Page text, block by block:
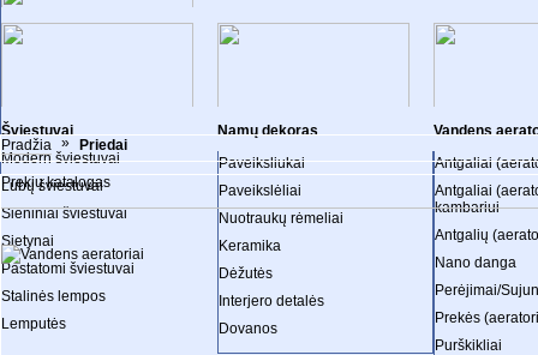
VONIOS KOLEKCIJOS
Komodos
Pakabinamos lentynėlės
Gultai
Horeca
VIRTUVĖS KOLEKCIJOS SVETAINĖS
SKUBU
Šviestuvai
Modern šviestuvai
Lubų šviestuvai
Sieniniai šviestuvai
Sietynai
Pastatomi šviestuvai
Stalinės lempos
Lemputės
Namų dekoras
Paveiksliukai
Paveikslėliai
Nuotraukų rėmeliai
Keramika
Dėžutės
Interjero detalės
Dovanos
Vandens
Antgaliai
Antgaliai
kambariui
Antgalių
Nano danga
Perėjimai/
Prekės
Purškikliai
Pradžia » Priedai
Prekių katalogas